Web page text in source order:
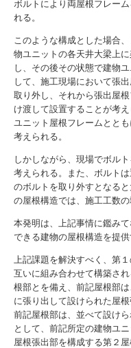
ボルトにより両屋根フレー
れる。
このような構成とした場合
物ユニットの各天井大梁上
し、その後その状態で建物
して、施工現場において張
取り外し、それから張出屋
け渡して設置することが考
ユニット屋根フレームとと
考えられる。
しかしながら、現場でボル
考えられる。また、ボルト
のボルトを取り外すとなる
の屋根構造では、施工工数
本発明は、上記事情に鑑み
できる建物の屋根構造を提
上記課題を解決すべく、第
互いに組み合わせて構築さ
根部とを備え、前記屋根部
に張り出して設けられた屋
前記屋根部は、並べて設け
として、前記所定の建物ユ
屋根張出部を構成する第２